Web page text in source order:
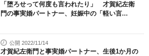
「堕ろせって何度も言われたり」 才賀紀左衛
門の事実婚パートナー、妊娠中の「軽い言...
公開 2022/11/14
才賀紀左衛門と事実婚パートナー、生後1か月の